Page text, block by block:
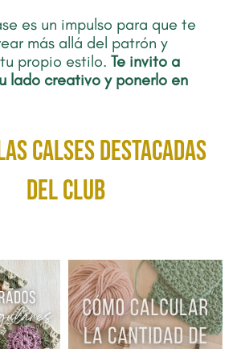
es un impulso para que te
más allá del patrón y
propio estilo. Te invito a
lado creativo y ponerlo en
calses destacadas
del club